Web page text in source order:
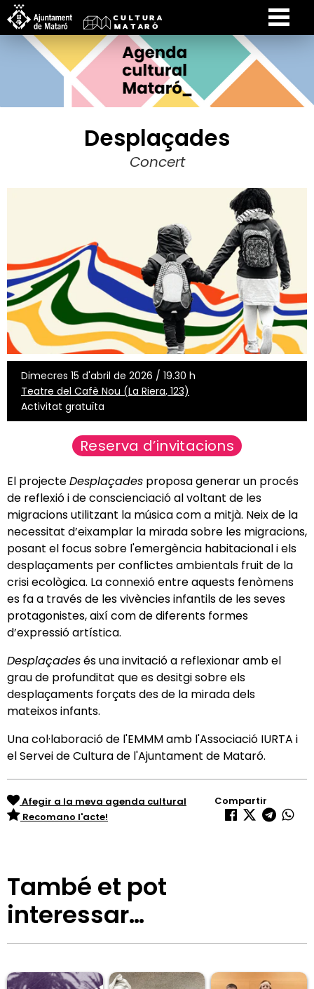
Desplaçades
Concert
Dimecres 15 d'abril de 2026 / 19.30 h
Teatre del Cafè Nou (La Riera, 123)
Activitat gratuïta
Reserva d’invitacions
El projecteDesplaçades proposagenerar un procés
de reflexió i de conscienciació al voltant de les
migracions utilitzant la música com a mitjà. Neix de la
necessitat d’eixamplar la mirada sobre les migracions,
posant el focus sobre l'emergència habitacional i els
desplaçaments per conflictes ambientals fruit de la
crisi ecològica. La connexió entre aquests fenòmens
es fa a través de les vivències infantils de les seves
protagonistes, així com de diferents formes
d’expressió artística.
Desplaçadesés una invitació a reflexionar amb el
grau de profunditat que es desitgi sobre els
desplaçaments forçats des de la mirada dels
mateixos infants.
Una col·laboració de l'EMMM amb l'Associació IURTA i
el Servei de Cultura de l'Ajuntament de Mataró.
Afegir a la meva agenda cultural
Recomano l'acte!
Compartir
També et pot
interessar…